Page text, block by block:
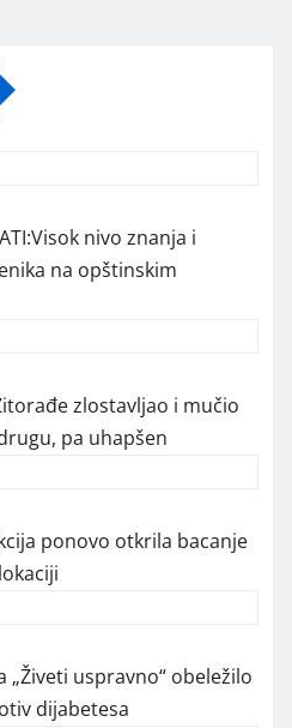
nivo znanja i
na opštinskim
zlostavljao i mučio
pa uhapšen
ponovo otkrila bacanje
„Živeti uspravno“ obeležilo
dijabetesa